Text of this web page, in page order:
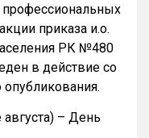
профессиональных
приказа и.о.
РК №480
в действие со
августа) – День